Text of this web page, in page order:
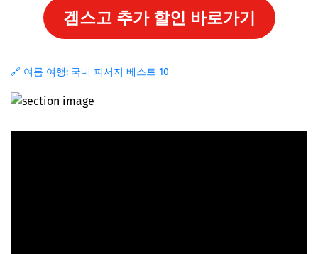
겜스고 추가 할인 바로가기
🔗 여름 여행: 국내 피서지 베스트 10